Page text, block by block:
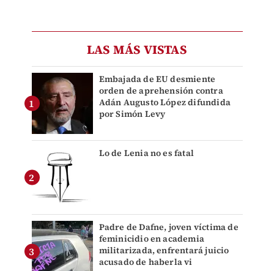
LAS MÁS VISTAS
Embajada de EU desmiente
orden de aprehensión contra
Adán Augusto López difundida
por Simón Levy
Lo de Lenia no es fatal
Padre de Dafne, joven víctima de
feminicidio en academia
militarizada, enfrentará juicio
acusado de haberla vi